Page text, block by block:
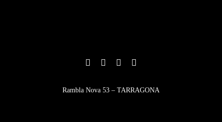
Rambla Nova 53 – TARRAGONA